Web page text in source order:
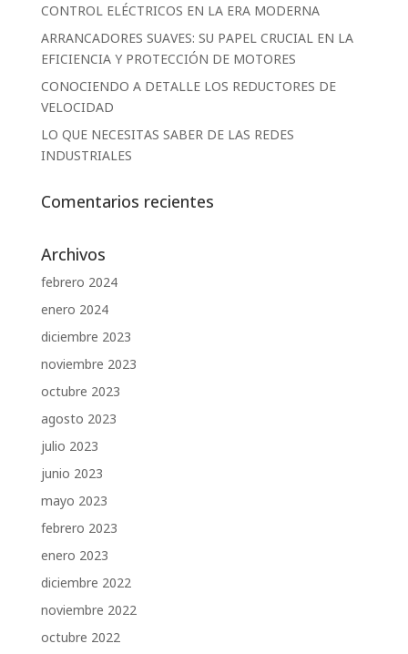
CONTROL ELÉCTRICOS EN LA ERA MODERNA
ARRANCADORES SUAVES: SU PAPEL CRUCIAL EN LA
EFICIENCIA Y PROTECCIÓN DE MOTORES
CONOCIENDO A DETALLE LOS REDUCTORES DE
VELOCIDAD
LO QUE NECESITAS SABER DE LAS REDES
INDUSTRIALES
Comentarios recientes
Archivos
febrero 2024
enero 2024
diciembre 2023
noviembre 2023
octubre 2023
agosto 2023
julio 2023
junio 2023
mayo 2023
febrero 2023
enero 2023
diciembre 2022
noviembre 2022
octubre 2022